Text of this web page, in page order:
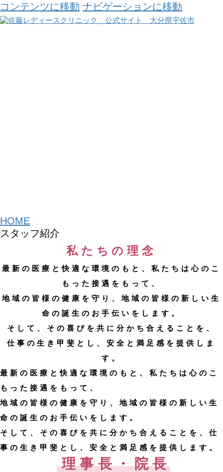
コンテンツに移動 ナビゲーションに移動
HOME
スタッフ紹介
私たちの理念
最新の医療と快適な環境のもと、私たちは心のこ
もった接遇をもって、
地域の皆様の健康を守り、地域の皆様の新しい生
命の誕生のお手伝いをします。
そして、その喜びを共に分かち合えることを、
仕事の生き甲斐とし、安全と満足感を提供しま
す。
最新の医療と快適な環境のもと、私たちは心のこ
もった接遇をもって、
地域の皆様の健康を守り、地域の皆様の新しい生
命の誕生のお手伝いをします。
そして、その喜びを共に分かち合えることを、仕
事の生き甲斐とし、安全と満足感を提供します。
理事長・院長